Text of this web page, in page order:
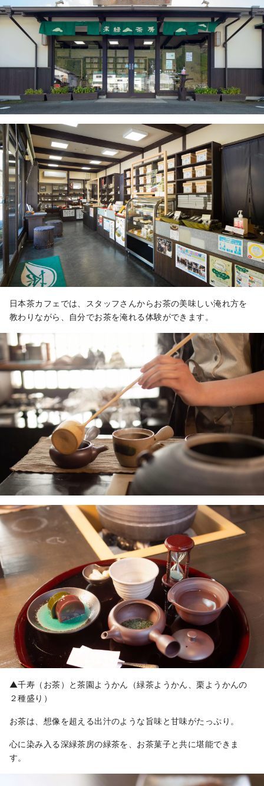
日本茶カフェでは、スタッフさんからお茶の美味しい淹れ方を
教わりながら、自分でお茶を淹れる体験ができます。
▲千寿（お茶）と茶園ようかん（緑茶ようかん、栗ようかんの
２種盛り）
お茶は、想像を超える出汁のような旨味と甘味がたっぷり。
心に染み入る深緑茶房の緑茶を、お茶菓子と共に堪能できま
す。